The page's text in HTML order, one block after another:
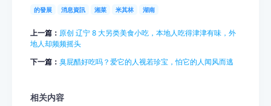
的發展 消息資訊 湘菜 米其林 湖南
上一篇： 原创 辽宁 8 大另类美食小吃，本地人吃得津津有味，外
地人却频频摇头
下一篇： 臭屁醋好吃吗？爱它的人视若珍宝，怕它的人闻风而逃
相关内容